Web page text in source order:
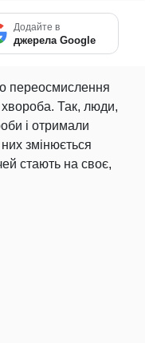
Додайте в
джерела Google
переосмислення
хвороба. Так, люди,
і отримали
змінюється
стають на своє,